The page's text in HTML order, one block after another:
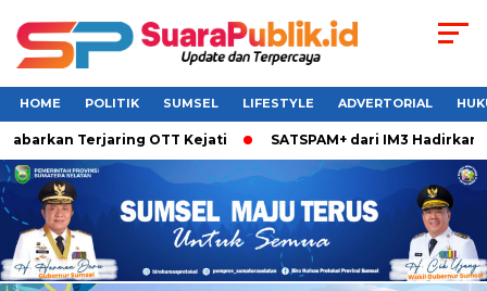
HOME POLITIK SUMSEL LIFESTYLE ADVERTORIAL
Terjaring OTT Kejati SATSPAM+ dari IM3 Hadirkan